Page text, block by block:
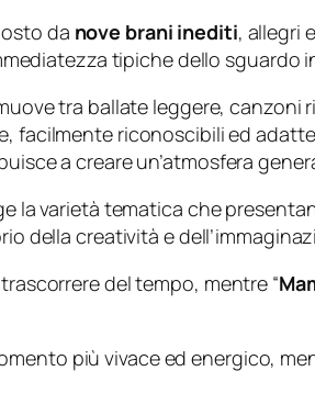
da nove brani inediti, allegri
tipiche dello sguardo
tra ballate leggere,
facilmente riconoscibili ed
a creare un’atmosfera
la varietà tematica che
della creatività e
del tempo, mentre “
più vivace ed energico,